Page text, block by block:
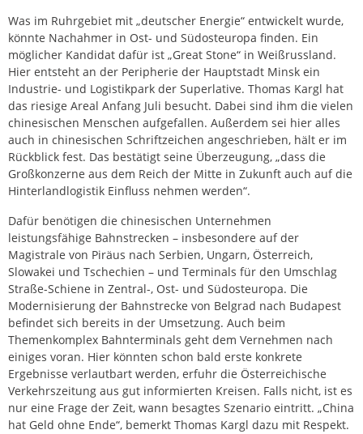
Was im Ruhrgebiet mit „deutscher Energie“ entwickelt wurde,
könnte Nachahmer in Ost- und Südosteuropa finden. Ein
möglicher Kandidat dafür ist „Great Stone“ in Weißrussland.
Hier entsteht an der Peripherie der Hauptstadt Minsk ein
Industrie- und Logistikpark der Superlative. Thomas Kargl hat
das riesige Areal Anfang Juli besucht. Dabei sind ihm die vielen
chinesischen Menschen aufgefallen. Außerdem sei hier alles
auch in chinesischen Schriftzeichen angeschrieben, hält er im
Rückblick fest. Das bestätigt seine Überzeugung, „dass die
Großkonzerne aus dem Reich der Mitte in Zukunft auch auf die
Hinterlandlogistik Einfluss nehmen werden“.
Dafür benötigen die chinesischen Unternehmen
leistungsfähige Bahnstrecken – insbesondere auf der
Magistrale von Piräus nach Serbien, Ungarn, Österreich,
Slowakei und Tschechien – und Terminals für den Umschlag
Straße-Schiene in Zentral-, Ost- und Südosteuropa. Die
Modernisierung der Bahnstrecke von Belgrad nach Budapest
befindet sich bereits in der Umsetzung. Auch beim
Themenkomplex Bahnterminals geht dem Vernehmen nach
einiges voran. Hier könnten schon bald erste konkrete
Ergebnisse verlautbart werden, erfuhr die Österreichische
Verkehrszeitung aus gut informierten Kreisen. Falls nicht, ist es
nur eine Frage der Zeit, wann besagtes Szenario eintritt. „China
hat Geld ohne Ende“, bemerkt Thomas Kargl dazu mit Respekt.